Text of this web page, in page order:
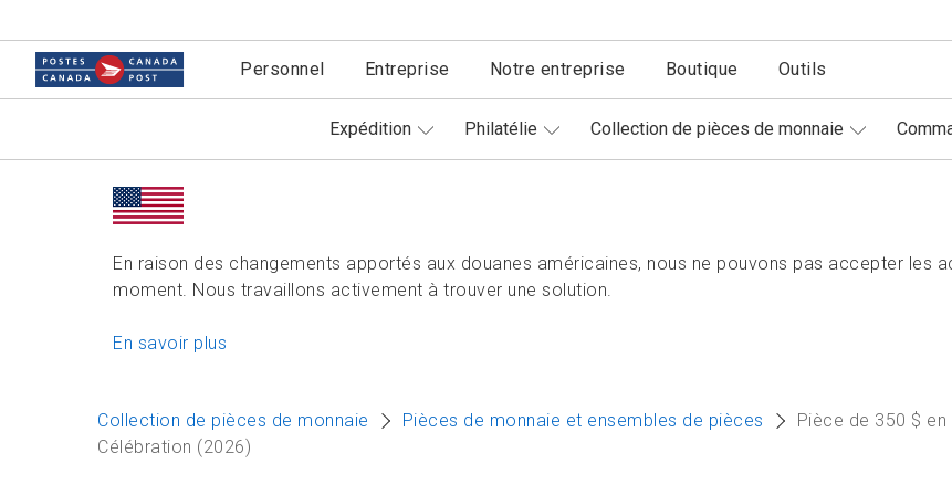
Personnel Entreprise Notre entreprise Boutique Outils
Expédition Philatélie Collection de pièces de monnaie
En raison des changements apportés aux douanes américaines, nous ne pouvons pas accepter les
moment. Nous travaillons activement à trouver une solution.
En savoir plus
Collection de pièces de monnaie Pièces de monnaie et ensembles de pièces Pièce de 350 $
Célébration (2026)